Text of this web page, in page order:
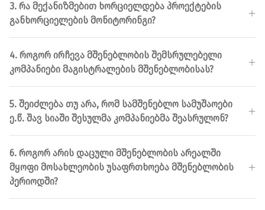
3. ᲠᲐ ᲛᲔᲥᲐᲜᲘᲖᲛᲔᲑᲘᲗ ᲮᲝᲠᲪᲘᲔᲚᲓᲔᲑᲐ ᲞᲠᲝᲔᲥᲢᲔᲑᲘᲡ
ᲒᲐᲜᲮᲝᲠᲪᲘᲔᲚᲔᲑᲘᲡ ᲛᲝᲜᲘᲢᲝᲠᲘᲜᲒᲘ?
4. ᲠᲝᲒᲝᲠ ᲘᲠᲩᲔᲕᲐ ᲛᲨᲔᲜᲔᲑᲚᲝᲑᲘᲡ ᲨᲔᲛᲡᲠᲣᲚᲔᲑᲔᲚᲘ
ᲙᲝᲛᲞᲐᲜᲘᲔᲑᲘ ᲛᲐᲒᲘᲡᲢᲠᲐᲚᲔᲑᲘᲡ ᲛᲨᲔᲜᲔᲑᲚᲝᲑᲘᲡᲐᲡ?
5. ᲨᲔᲘᲫᲚᲔᲑᲐ ᲗᲣ ᲐᲠᲐ, ᲠᲝᲛ ᲡᲐᲛᲨᲔᲜᲔᲑᲚᲝ ᲡᲐᲛᲣᲨᲐᲝᲔᲑᲘ
Ე.Წ. ᲨᲐᲕ ᲡᲘᲐᲨᲘ ᲨᲔᲡᲣᲚᲛᲐ ᲙᲝᲛᲞᲐᲜᲘᲔᲑᲛᲐ ᲨᲔᲐᲡᲠᲣᲚᲝᲜ?
6. ᲠᲝᲒᲝᲠ ᲐᲠᲘᲡ ᲓᲐᲪᲣᲚᲘ ᲛᲨᲔᲜᲔᲑᲚᲝᲑᲘᲡ ᲐᲠᲔᲐᲚᲨᲘ
ᲛᲧᲝᲤᲘ ᲛᲝᲡᲐᲮᲚᲔᲝᲑᲘᲡ ᲣᲡᲐᲤᲠᲗᲮᲝᲔᲑᲐ ᲛᲨᲔᲜᲔᲑᲚᲝᲑᲘᲡ
ᲞᲔᲠᲘᲝᲓᲨᲘ?